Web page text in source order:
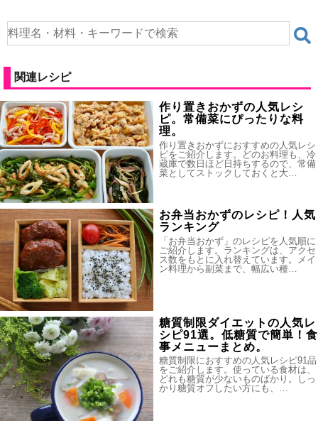
関連レシピ
作り置きおかずの人気レシ
ピ。常備菜にぴったりな料
理。
作り置きおかずにおすすめの人気レシ
ピをご紹介します。どのお料理も、冷
蔵庫で数日ほど日持ちするので、常備
菜としてストックしておくと大…
お弁当おかずのレシピ！人気
ランキング
「お弁当おかず」のレシピを人気順に
ご紹介します。ランキングは、アクセ
ス数をもとに入れ替えています。メイ
ン料理から副菜まで、幅広い種…
糖質制限ダイエットの人気レ
シピ91選。低糖質で簡単！食
事メニューまとめ。
糖質制限におすすめの人気レシピ91品
をご紹介します。使っている食材は、
どれも糖質が少ないものばかり。しっ
かり糖質オフしたい方にも、…